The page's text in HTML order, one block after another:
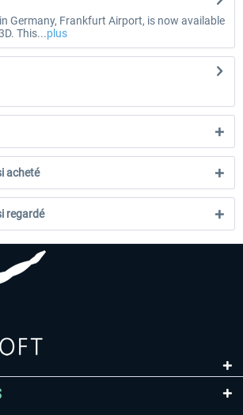
Germany, Frankfurt Airport, is now available
This...plus
acheté
regardé